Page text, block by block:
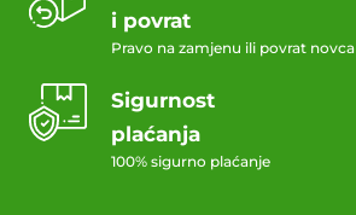
i povrat
Pravo na zamjenu ili povrat novca
Sigurnost
plaćanja
100% sigurno plaćanje